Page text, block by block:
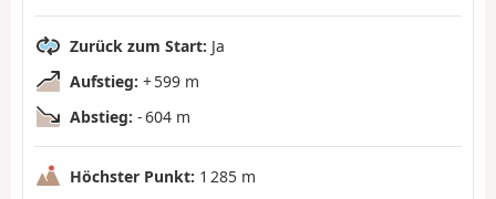
Zurück zum Start: Ja
Aufstieg: + 599 m
Abstieg: - 604 m
Höchster Punkt: 1 285 m